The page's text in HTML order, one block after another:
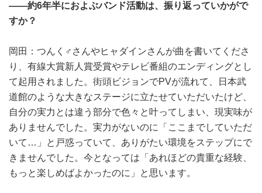
――約6年半におよぶバンド活動は、振り返っていかがで
すか？
岡田：つんく♂さんやヒャダインさんが曲を書いてくださ
り、有線大賞新人賞受賞やテレビ番組のエンディングとし
て起用されました。街頭ビジョンでPVが流れて、日本武
道館のような大きなステージに立たせていただいたけど、
自分の実力とは違う部分で色々と叶ってしまい、現実味が
ありませんでした。実力がないのに「ここまでしていただ
いて…」と戸惑っていて、ありがたい環境をステップにで
きませんでした。今となっては「あれほどの貴重な経験、
もっと楽しめばよかったのに」と思います。